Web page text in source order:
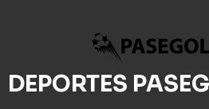
DEPORTES